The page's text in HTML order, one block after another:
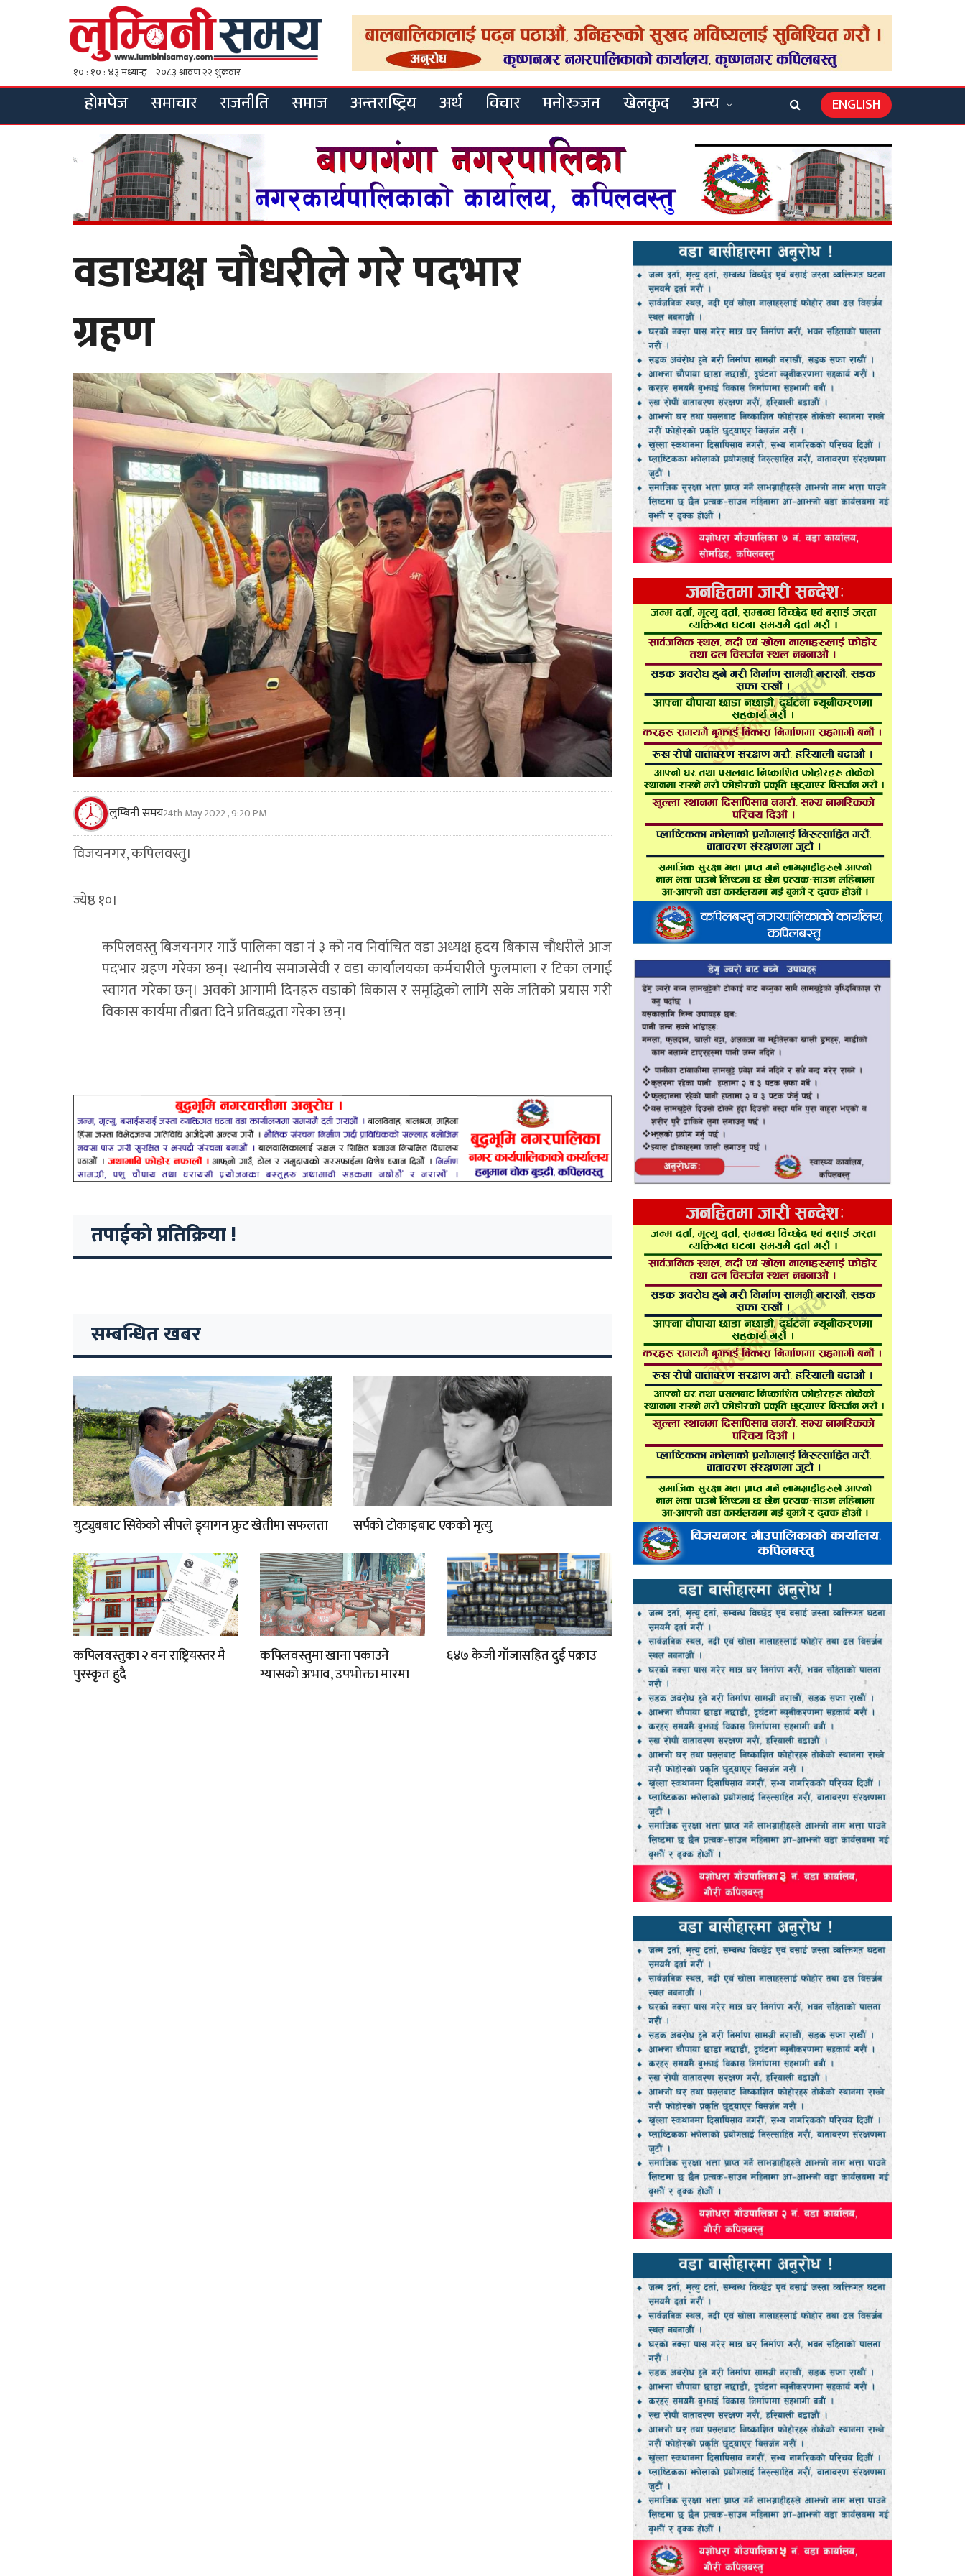
होमपेज समाचार राजनीति समाज अन्तराष्ट्रिय अर्थ विचार मनोरञ्जन खेलकुद अन्य ENGLISH
वडाध्यक्ष चौधरीले गरे पदभार
ग्रहण
लुम्बिनी समय24th May 2022 , 9:20 PM
विजयनगर, कपिलवस्तु।
ज्येष्ठ १०।
कपिलवस्तु बिजयनगर गाउँ पालिका वडा नं ३ को नव निर्वाचित वडा अध्यक्ष हृदय बिकास चौधरीले आज
पदभार ग्रहण गरेका छन्। स्थानीय समाजसेवी र वडा कार्यालयका कर्मचारीले फुलमाला र टिका लगाई
स्वागत गरेका छन्। अवको आगामी दिनहरु वडाको बिकास र समृद्धिको लागि सके जतिको प्रयास गरी
विकास कार्यमा तीब्रता दिने प्रतिबद्धता गरेका छन्।
तपाईको प्रतिक्रिया !
सम्बन्धित खबर
युट्युबबाट सिकेको सीपले ड्र्यागन फ्रुट खेतीमा सफलता सर्पकाे टाेकाइबाट एकको मृत्यु
कपिलवस्तुका २ वन राष्ट्रियस्तर मै
पुरस्कृत हुदै
कपिलवस्तुमा खाना पकाउने
ग्यासको अभाव, उपभोक्ता मारमा
६४७ केजी गाँजासहित दुई पक्राउ